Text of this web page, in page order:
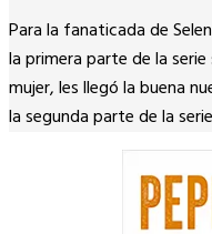
Copy
Link
Para la fanaticada de
la primera parte de la
mujer, les llegó la buena
la segunda parte de la